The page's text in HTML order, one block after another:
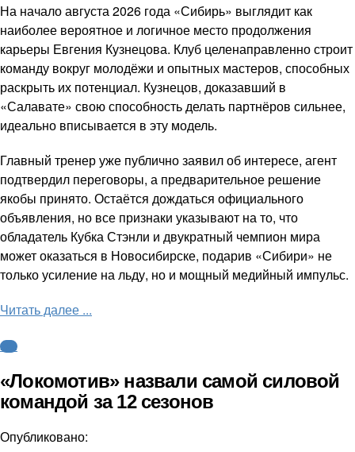
На начало августа 2026 года «Сибирь» выглядит как
наиболее вероятное и логичное место продолжения
карьеры Евгения Кузнецова. Клуб целенаправленно строит
команду вокруг молодёжи и опытных мастеров, способных
раскрыть их потенциал. Кузнецов, доказавший в
«Салавате» свою способность делать партнёров сильнее,
идеально вписывается в эту модель.
Главный тренер уже публично заявил об интересе, агент
подтвердил переговоры, а предварительное решение
якобы принято. Остаётся дождаться официального
объявления, но все признаки указывают на то, что
обладатель Кубка Стэнли и двукратный чемпион мира
может оказаться в Новосибирске, подарив «Сибири» не
только усиление на льду, но и мощный медийный импульс.
Читать далее ...
КХЛ
«Локомотив» назвали самой силовой
командой за 12 сезонов
Опубликовано: